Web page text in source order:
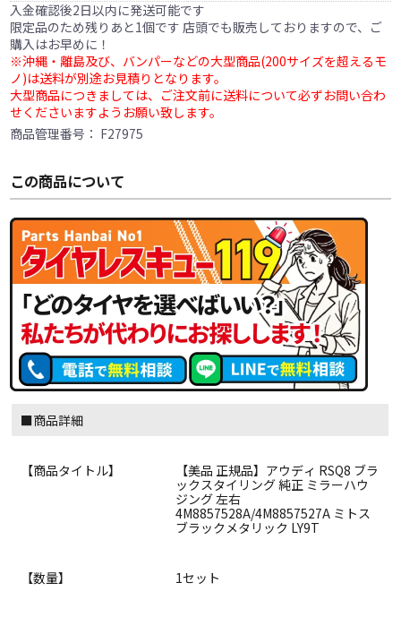
入金確認後2日以内に発送可能です
限定品のため残りあと1個です 店頭でも販売しておりますので、ご
購入はお早めに！
※沖縄・離島及び、バンパーなどの大型商品(200サイズを超えるモ
ノ)は送料が別途お見積りとなります。
大型商品につきましては、ご注文前に送料について必ずお問い合わ
せくださいますようお願い致します。
商品管理番号： F27975
この商品について
■商品詳細
【商品タイトル】
【美品 正規品】アウディ RSQ8 ブラ
ックスタイリング 純正 ミラーハウ
ジング 左右
4M8857528A/4M8857527A ミトス
ブラックメタリック LY9T
【数量】 1セット